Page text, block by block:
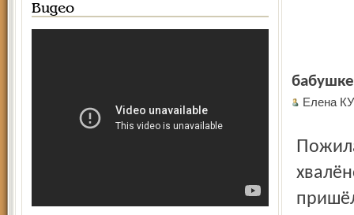
Видео
бабушке
Елена
Пожилая женщина пошла за ложкой, чтобы отведать